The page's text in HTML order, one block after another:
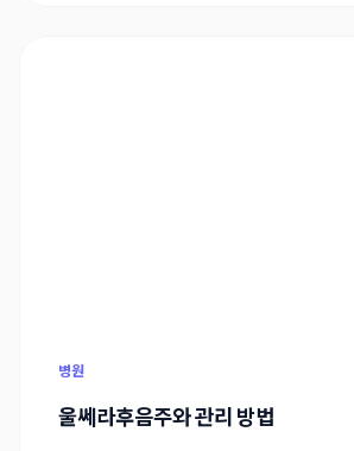
병원
울쎄라후음주와 관리 방법